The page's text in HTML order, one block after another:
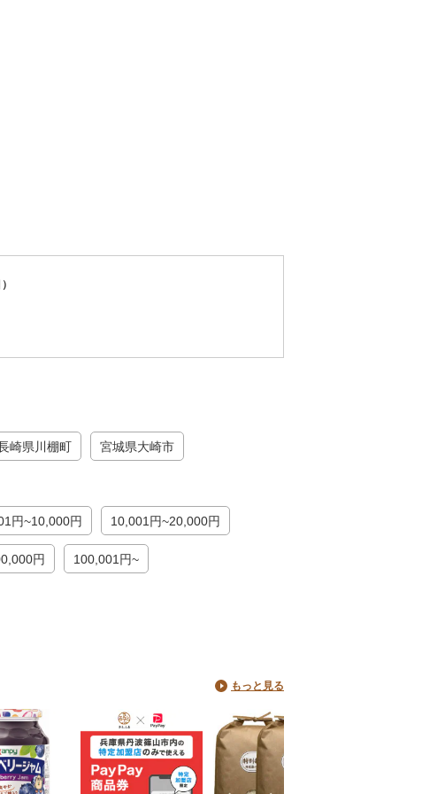
崎県川棚町 宮城県大崎市
円~10,000円 10,001円~20,000円
円 100,001円~
もっと見る